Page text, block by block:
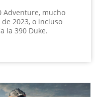
Adventure, mucho
2023, o incluso
la 390 Duke.